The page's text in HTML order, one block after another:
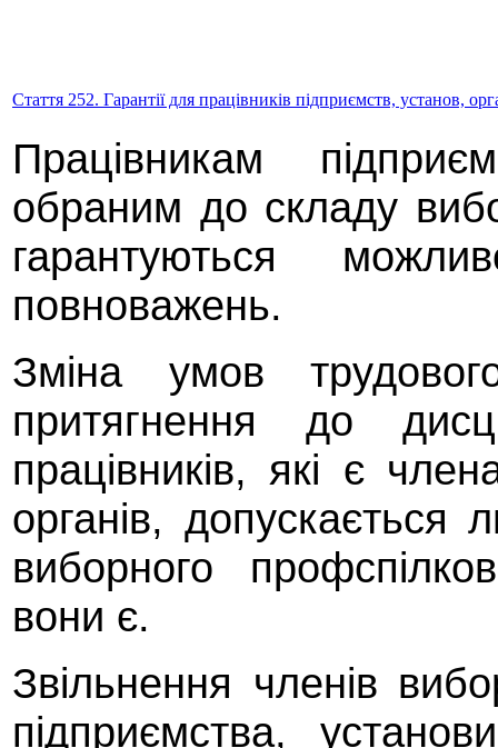
Стаття 252. Гарантії для працівників підприємств, установ,
Працівникам
обраним до складу
гарантуються
повноважень.
Зміна умов
притягнення до
працівників, які є
органів,
виборного
вони є.
Звільнення членів
підприємства,